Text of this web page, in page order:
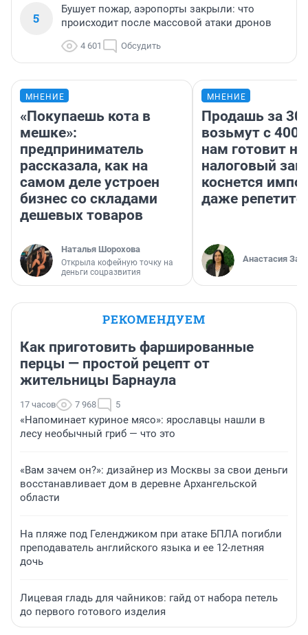
5
Бушует пожар, аэропорты закрыли: что
происходит после массовой атаки дронов
4 601 Обсудить
МНЕНИЕ
«Покупаешь кота в
мешке»:
предприниматель
рассказала, как на
самом деле устроен
бизнес со складами
дешевых товаров
Наталья Шорохова
Открыла кофейную точку на
деньги соцразвития
МНЕНИЕ
Продашь за
возьмут с
нам готовит
налоговый
коснется
даже
Анастасия
РЕКОМЕНДУЕМ
Как приготовить фаршированные
перцы — простой рецепт от
жительницы Барнаула
17 часов 7 968 5
«Напоминает куриное мясо»: ярославцы нашли в
лесу необычный гриб — что это
«Вам зачем он?»: дизайнер из Москвы за свои деньги
восстанавливает дом в деревне Архангельской
области
На пляже под Геленджиком при атаке БПЛА погибли
преподаватель английского языка и ее 12-летняя
дочь
Лицевая гладь для чайников: гайд от набора петель
до первого готового изделия